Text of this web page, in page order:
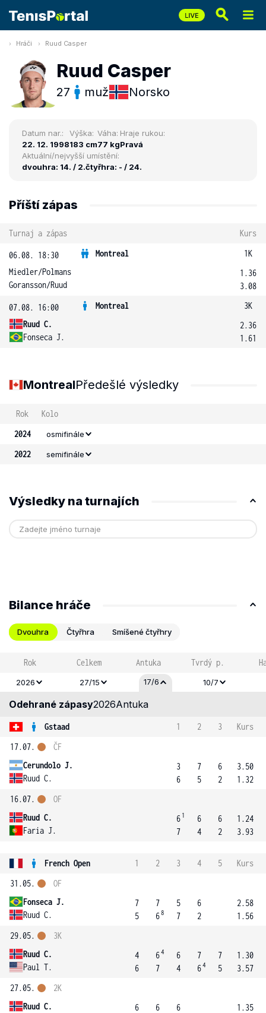
Hráči Ruud Casper
Ruud Casper
27 muž Norsko
Datum nar.:
22. 12. 1998
Výška:
183 cm
Váha:
77 kg
Hraje rukou:
Pravá
Aktuální/nejvyšší umístění:
dvouhra: 14. / 2.čtyřhra: - / 24.
Příští zápas
Turnaj a zápas Kurs
06.08. 18:30 Montreal
1K
Miedler/Polmans
Goransson/Ruud
1.36
3.08
07.08. 16:00 Montreal
3K
Ruud C.
Fonseca J.
2.36
1.61
MontrealPředešlé výsledky
Rok
Kolo
2024
osmifinále
2022 semifinále
Výsledky na turnajích
Bilance hráče
Dvouhra Čtyřhra Smíšené čtyřhry
Rok Celkem Antuka Tvrdý p.
2026 27/15 17/6 10/7
Odehrané zápasy2026Antuka
Gstaad 1 2 3
Kurs
17.07.
Cerundolo J.
Ruud C.
ČF
3
6
7
5
6
2
3.50
1.32
16.07.
Ruud C.
Faria J.
OF
6 1
7
6
4
6
2
1.24
3.93
French Open 1 2 3 4 5
Kurs
31.05.
Fonseca J.
Ruud C.
OF
7
5
7
68
5
7
6
2
2.58
1.56
29.05.
Ruud C.
Paul T.
3K
4
6
64
7
6
4
7
64
7
5
1.30
3.57
27.05.
Ruud C.
2K
6
6
6
1.35